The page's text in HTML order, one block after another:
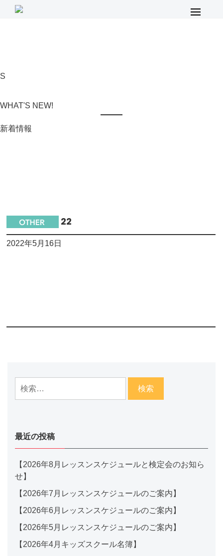
メ
S
WHAT'S NEW!
新着情報
22
2022年5月16日
最近の投稿
【2026年8月レッスンスケジュールと検定会のお知ら
せ】
【2026年7月レッスンスケジュールのご案内】
【2026年6月レッスンスケジュールのご案内】
【2026年5月レッスンスケジュールのご案内】
【2026年4月キッズスクール名簿】